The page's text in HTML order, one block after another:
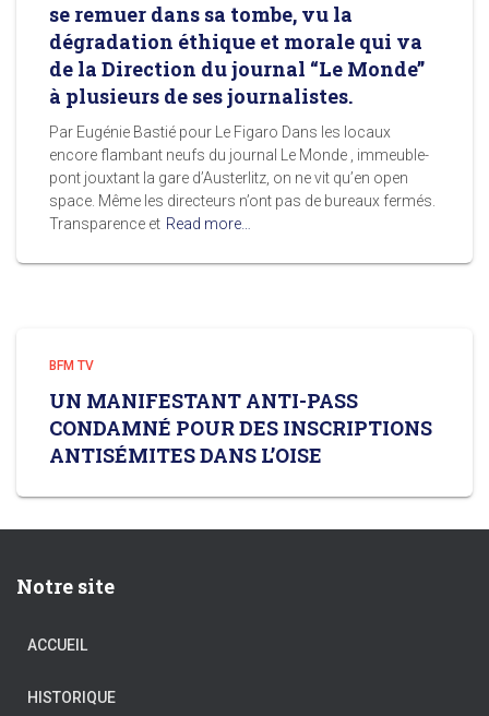
se remuer dans sa tombe, vu la
dégradation éthique et morale qui va
de la Direction du journal “Le Monde”
à plusieurs de ses journalistes.
Par Eugénie Bastié pour Le Figaro Dans les locaux
encore flambant neufs du journal Le Monde , immeuble-
pont jouxtant la gare d’Austerlitz, on ne vit qu’en open
space. Même les directeurs n’ont pas de bureaux fermés.
Transparence et Read more…
BFM TV
UN MANIFESTANT ANTI-PASS
CONDAMNÉ POUR DES INSCRIPTIONS
ANTISÉMITES DANS L’OISE
Notre site
ACCUEIL
HISTORIQUE